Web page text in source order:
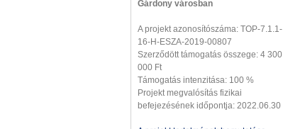
Gárdony városban
A projekt azonosítószáma: TOP-7.1.1-
16-H-ESZA-2019-00807
Szerződött támogatás összege: 4 300
000 Ft
Támogatás intenzitása: 100 %
Projekt megvalósítás fizikai
befejezésének időpontja: 2022.06.30